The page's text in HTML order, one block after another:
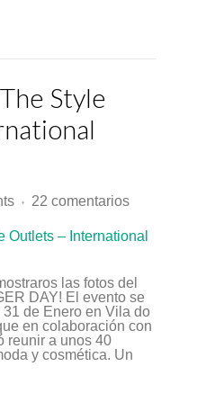
Style
♦ 22 comentariosen
Conde
Outlets
–
Blogger
las fotos del
DAY! El evento se
de Enero en Vila do
en colaboración con
reunir a unos 40
y cosmética. Un